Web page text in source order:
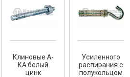
Ликвидация остатков!
Ликвидация складских
остатков по ценам 2020 года!
Клиновые А-
КА белый
цинк
Усиленного
распирания с
полукольцом